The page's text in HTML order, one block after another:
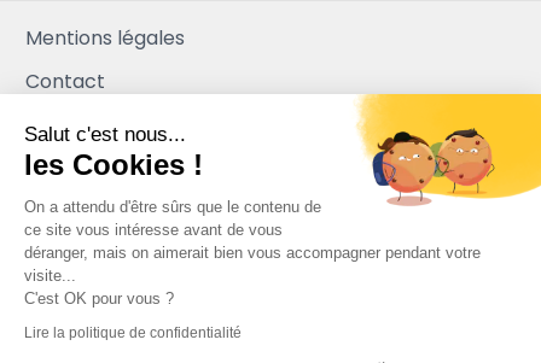
Mentions légales
Contact
Plan du site
Mediapilote
Salut c'est nous...
les Cookies !
On a attendu d'être sûrs que le contenu de
ce site vous intéresse avant de vous
déranger, mais on aimerait bien vous accompagner pendant votre
visite...
C'est OK pour vous ?
Lire la politique de confidentialité